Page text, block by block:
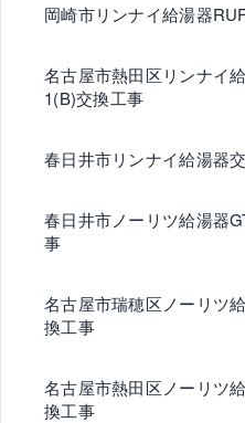
岡崎市リンナイ給湯器
名古屋市熱田区リンナイ
1(B)交換工事
春日井市リンナイ給湯器
春日井市ノーリツ給湯器
事
名古屋市瑞穂区ノーリツ
換工事
名古屋市熱田区ノーリツ
換工事